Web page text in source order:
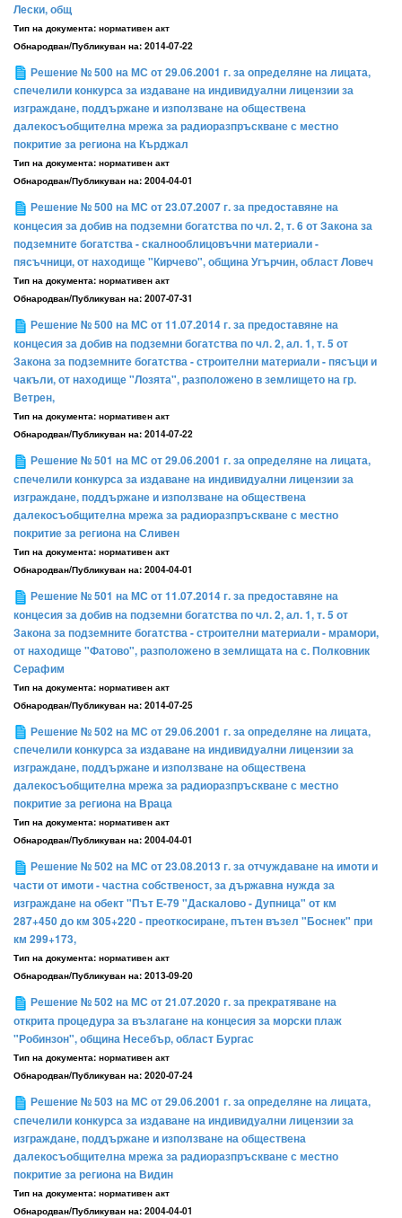
Лески, общ
Тип на документа: нормативен акт
Обнародван/Публикуван на: 2014-07-22
Решение № 500 на МС от 29.06.2001 г. за определяне на лицата,
спечелили конкурса за издаване на индивидуални лицензии за
изграждане, поддържане и използване на обществена
далекосъобщителна мрежа за радиоразпръскване с местно
покритие за региона на Кърджал
Тип на документа: нормативен акт
Обнародван/Публикуван на: 2004-04-01
Решение № 500 на МС от 23.07.2007 г. за предоставяне на
концесия за добив на подземни богатства по чл. 2, т. 6 от Закона за
подземните богатства - скалнооблицовъчни материали -
пясъчници, от находище "Кирчево", община Угърчин, област Ловеч
Тип на документа: нормативен акт
Обнародван/Публикуван на: 2007-07-31
Решение № 500 на МС от 11.07.2014 г. за предоставяне на
концесия за добив на подземни богатства по чл. 2, ал. 1, т. 5 от
Закона за подземните богатства - строителни материали - пясъци и
чакъли, от находище "Лозята", разположено в землището на гр.
Ветрен,
Тип на документа: нормативен акт
Обнародван/Публикуван на: 2014-07-22
Решение № 501 на МС от 29.06.2001 г. за определяне на лицата,
спечелили конкурса за издаване на индивидуални лицензии за
изграждане, поддържане и използване на обществена
далекосъобщителна мрежа за радиоразпръскване с местно
покритие за региона на Сливен
Тип на документа: нормативен акт
Обнародван/Публикуван на: 2004-04-01
Решение № 501 на МС от 11.07.2014 г. за предоставяне на
концесия за добив на подземни богатства по чл. 2, ал. 1, т. 5 от
Закона за подземните богатства - строителни материали - мрамори,
от находище "Фатово", разположено в землищата на с. Полковник
Серафим
Тип на документа: нормативен акт
Обнародван/Публикуван на: 2014-07-25
Решение № 502 на МС от 29.06.2001 г. за определяне на лицата,
спечелили конкурса за издаване на индивидуални лицензии за
изграждане, поддържане и използване на обществена
далекосъобщителна мрежа за радиоразпръскване с местно
покритие за региона на Враца
Тип на документа: нормативен акт
Обнародван/Публикуван на: 2004-04-01
Решение № 502 на МС от 23.08.2013 г. за отчуждаване на имоти и
части от имоти - частна собственост, за държавнa нуждa за
изграждане на обект "Път Е-79 "Даскалово - Дупница" от км
287+450 до км 305+220 - преоткосиране, пътен възел "Боснек" при
км 299+173,
Тип на документа: нормативен акт
Обнародван/Публикуван на: 2013-09-20
Решение № 502 на МС от 21.07.2020 г. за прекратяване на
открита процедура за възлагане на концесия за морски плаж
"Робинзон", община Несебър, област Бургас
Тип на документа: нормативен акт
Обнародван/Публикуван на: 2020-07-24
Решение № 503 на МС от 29.06.2001 г. за определяне на лицата,
спечелили конкурса за издаване на индивидуални лицензии за
изграждане, поддържане и използване на обществена
далекосъобщителна мрежа за радиоразпръскване с местно
покритие за региона на Видин
Тип на документа: нормативен акт
Обнародван/Публикуван на: 2004-04-01